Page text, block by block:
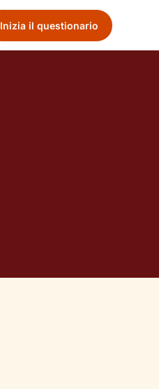
Inizia il questionario